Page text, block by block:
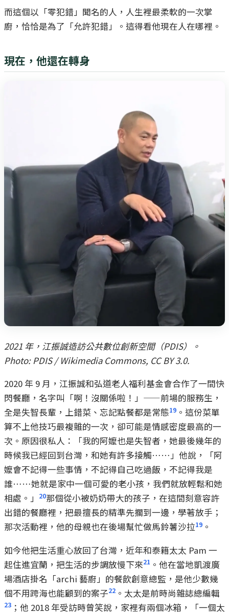
而這個以「零犯錯」聞名的人，人生裡最柔軟的一次掌
廚，恰恰是為了「允許犯錯」。這得看他現在人在哪裡。
現在，他還在轉身
2021 年，江振誠造訪公共數位創新空間（PDIS）。
Photo: PDIS / Wikimedia Commons, CC BY 3.0.
2020 年 9 月，江振誠和弘道老人福利基金會合作了一間快
閃餐廳，名字叫「啊！沒關係啦！」——前場的服務生，
全是失智長輩，上錯菜、忘記點餐都是常態19 。這份菜單
算不上他技巧最複雜的一次，卻可能是情感密度最高的一
次。原因很私人：「我的阿嬤也是失智者，她最後幾年的
時候我已經回到台灣，和她有許多接觸……」他說，「阿
嬤會不記得一些事情，不記得自己吃過飯，不記得我是
誰……她就是家中一個可愛的老小孩，我們就放輕鬆和她
相處。」
20那個從小被奶奶帶大的孩子，在這間刻意容許
出錯的餐廳裡，把最擅長的精準先擱到一邊，學著放手；
那次活動裡，他的母親也在後場幫忙做馬鈴薯沙拉19 。
如今他把生活重心放回了台灣，近年和泰籍太太 Pam 一
起住進宜蘭，把生活的步調放慢下來21 。他在當地凱渡廣
場酒店掛名「archi 藝廚」的餐飲創意總監，是他少數幾
個不用跨海也能顧到的案子22 。太太是前時尚雜誌總編輯
23 ；他 2018 年受訪時曾笑說，家裡有兩個冰箱，「一個太